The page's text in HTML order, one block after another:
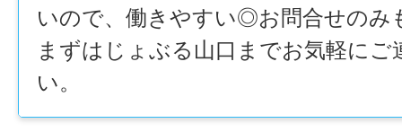
いので、働きやすい◎お問合せのみ
まずはじょぶる山口までお気軽にご
い。